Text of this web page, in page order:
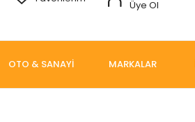
Üye Ol
OTO & SANAYİ MARKALAR